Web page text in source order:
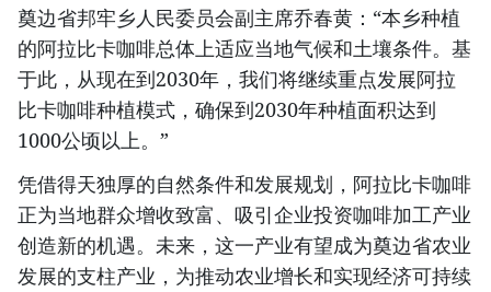
奠边省邦牢乡人民委员会副主席乔春黄：“本乡种植
的阿拉比卡咖啡总体上适应当地气候和土壤条件。基
于此，从现在到2030年，我们将继续重点发展阿拉
比卡咖啡种植模式，确保到2030年种植面积达到
1000公顷以上。”
凭借得天独厚的自然条件和发展规划，阿拉比卡咖啡
正为当地群众增收致富、吸引企业投资咖啡加工产业
创造新的机遇。未来，这一产业有望成为奠边省农业
发展的支柱产业，为推动农业增长和实现经济可持续